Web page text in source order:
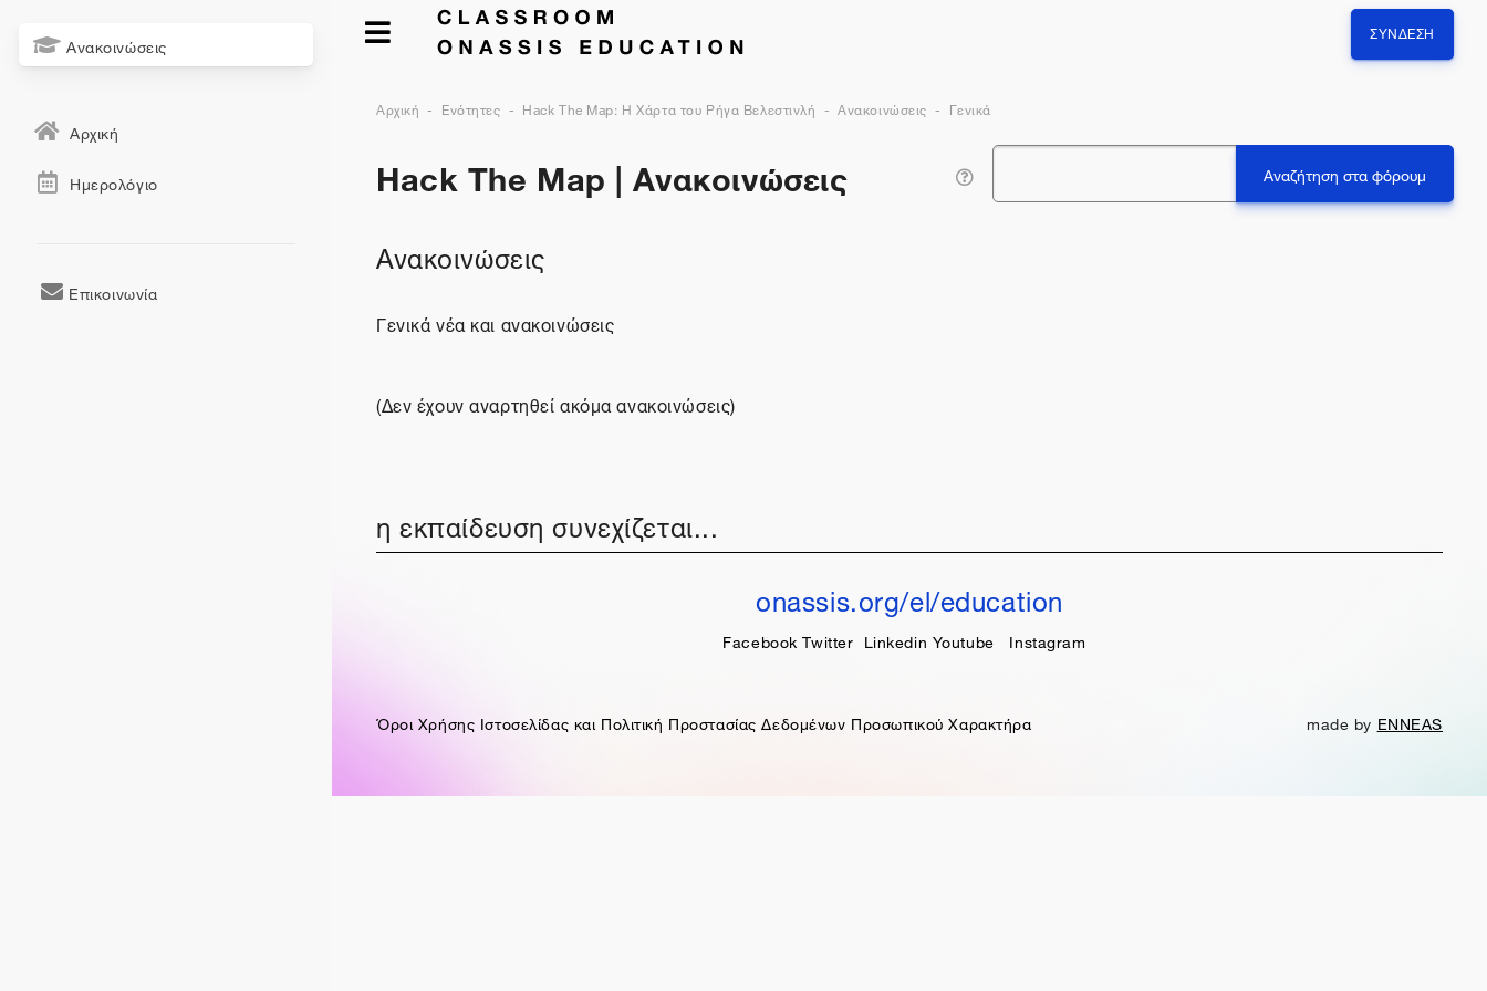
ΣΎΝΔΕΣΗ
Αρχική Ενότητες Hack The Map: Η Χάρτα του Ρήγα Βελεστινλή Ανακοινώσεις Γενικά
Hack Τhe Map | Ανακοινώσεις Αναζήτηση Αναζήτηση στα φόρουμ
Ανακοινώσεις
Γενικά νέα και ανακοινώσεις
(Δεν έχουν αναρτηθεί ακόμα ανακοινώσεις)
Ανακοινώσεις
Αρχική
Ημερολόγιο
Επικοινωνία
η εκπαίδευση συνεχίζεται...
onassis.org/el/education
Facebook Twitter Linkedin Youtube Instagram
Όροι Χρήσης Ιστοσελίδας και Πολιτική Προστασίας Δεδομένων Προσωπικού Χαρακτήρα made by ENNEAS